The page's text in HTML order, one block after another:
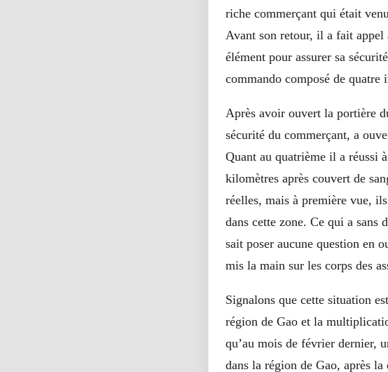
riche commerçant qui était
Avant son retour, il a fait appel
élément pour assurer sa
commando composé de quatre
Après avoir ouvert la portière
sécurité du commerçant, a
Quant au quatrième il a réussi
kilomètres après couvert de
réelles, mais à première vue,
dans cette zone. Ce qui a sans
sait poser aucune question en
mis la main sur les corps des
Signalons que cette situation
région de Gao et la
qu’au mois de février dernier,
dans la région de Gao, après